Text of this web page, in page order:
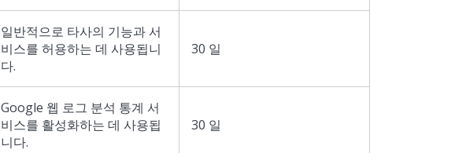
일반적으로 타사의 기능과 서
비스를 허용하는 데 사용됩니
다.
30 일
Google 웹 로그 분석 통계 서
비스를 활성화하는 데 사용됩
니다.
30 일